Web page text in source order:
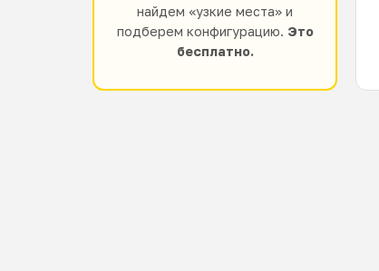
найдем «узкие места» и
подберем конфигурацию. Это
бесплатно.